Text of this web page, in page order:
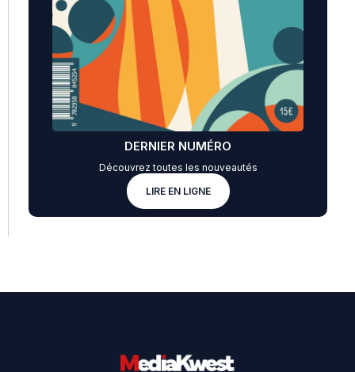
DERNIER NUMÉRO
Découvrez toutes les nouveautés
LIRE EN LIGNE